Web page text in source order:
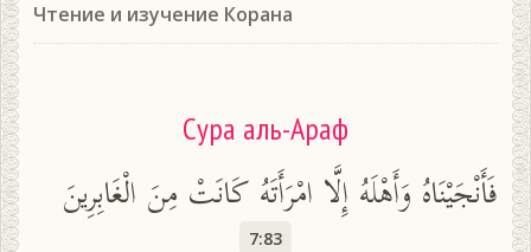
Чтение и изучение Корана
Сура аль-Араф
فَأَنْجَيْنَاهُ وَأَهْلَهُ إِلَّا امْرَأَتَهُ كَانَتْ مِنَ الْغَابِرِينَ
7:83